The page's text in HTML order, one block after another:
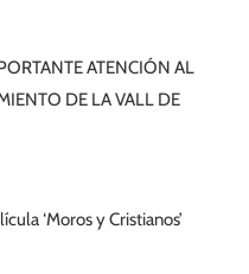
ATENCIÓN AL
DE LA VALL DE
‘Moros y Cristianos’